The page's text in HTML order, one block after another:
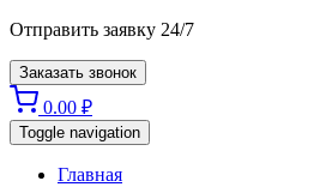
Отправить заявку 24/7
Заказать звонок
0.00 ₽
Toggle navigation
Главная